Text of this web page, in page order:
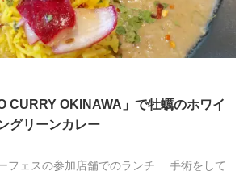
CURRY OKINAWA」で牡蠣のホワイ
グリーンカレー
フェスの参加店舗でのランチ… 手術をして